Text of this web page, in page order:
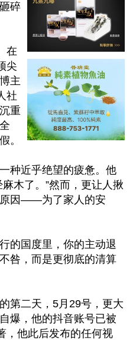
碎
在
尖
主
社
重
。
种近乎绝望的疲惫。他
木了。”然而，更让人揪
因——为了家人的安
的国度里，你的主动退
咎，而是更彻底的清算
第二天，5月29号，更大
爆，他的抖音账号已被
，他此后发布的任何视